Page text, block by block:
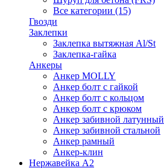
Все категории (15)
Гвозди
Заклепки
Заклепка вытяжная Al/St
Заклепка-гайка
Анкеры
Анкер MOLLY
Анкер болт с гайкой
Анкер болт с кольцом
Анкер болт с крюком
Анкер забивной латунный
Анкер забивной стальной
Анкер рамный
Анкер-клин
Нержавейка А2